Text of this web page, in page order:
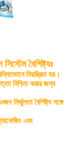
বৈশিষ্ট্যঃ
নিয়ন্ত্রিত হয়।
নিশ্চিত করার জন্য
নির্ভুলতা বৈশিষ্ট্য সঙ্গে
এবং